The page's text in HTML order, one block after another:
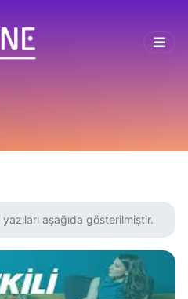
yazıları aşağıda gösterilmiştir.